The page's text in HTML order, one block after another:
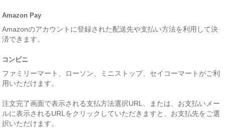
Amazon Pay
Amazonのアカウントに登録された配送先や支払い方法を利用して決
済できます。
コンビニ
ファミリーマート、ローソン、ミニストップ、セイコーマートがご利
用いただけます。
注文完了画面で表示される支払方法選択URL、または、お支払いメー
ルに表示されるURLをクリックしていただきますと、お支払先をご選
択いただけます。